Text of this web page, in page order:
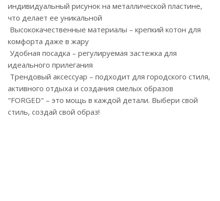
индивидуальный рисунок на металлической пластине,
что делает ее уникальной
Высококачественные материалы – крепкий котон для
комфорта даже в жару
Удобная посадка – регулируемая застежка для
идеального прилегания
Трендовый аксессуар – подходит для городского стиля,
активного отдыха и создания смелых образов
"FORGED" – это мощь в каждой детали. Выбери свой
стиль, создай свой образ!